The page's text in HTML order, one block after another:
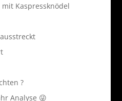
Kaspressknödel
?
Analyse 😜